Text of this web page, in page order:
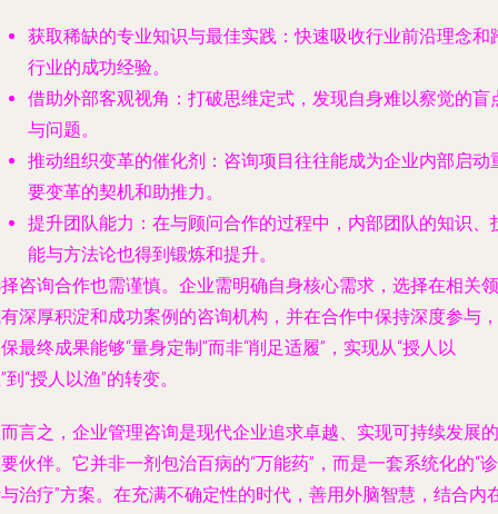
获取稀缺的专业知识与最佳实践 ：快速吸收行业前沿理念和
行业的成功经验。
借助外部客观视角 ：打破思维定式，发现自身难以察觉的盲
与问题。
推动组织变革的催化剂 ：咨询项目往往能成为企业内部启动
要变革的契机和助推力。
提升团队能力 ：在与顾问合作的过程中，内部团队的知识、
能与方法论也得到锻炼和提升。
咨询合作也需谨慎。企业需明确自身核心需求，选择在相关领
深厚积淀和成功案例的咨询机构，并在合作中保持深度参与，
最终成果能够“量身定制”而非“削足适履”，实现从“授人以
到“授人以渔”的转变。
言之，企业管理咨询是现代企业追求卓越、实现可持续发展的
伙伴。它并非一剂包治百病的“万能药”，而是一套系统化的“诊
治疗”方案。在充满不确定性的时代，善用外脑智慧，结合内